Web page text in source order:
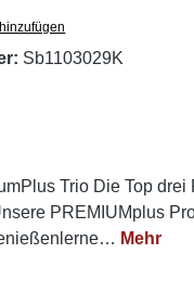
Sb1103029K
Trio Die Top drei
PREMIUMplus
Mehr